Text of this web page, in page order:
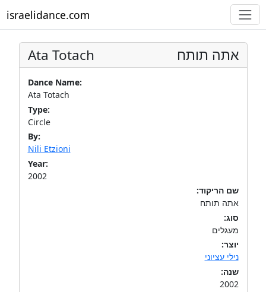
israelidance.com
Ata Totach אתה תותח
Dance Name:
Ata Totach
Type:
Circle
By:
Nili Etzioni
Year:
2002
שם הריקוד:
אתה תותח
סוג:
מעגלים
יוצר:
נילי עציוני
שנה:
2002